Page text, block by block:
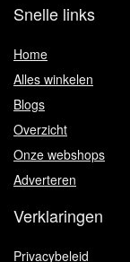
Snelle links
Home
Alles winkelen
Blogs
Overzicht
Onze webshops
Adverteren
Verklaringen
Privacybeleid